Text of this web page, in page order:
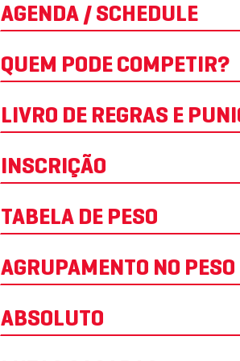
AGENDA / SCHEDULE
QUEM PODE COMPETIR?
LIVRO DE REGRAS E
INSCRIÇÃO
TABELA DE PESO
AGRUPAMENTO NO PESO
ABSOLUTO